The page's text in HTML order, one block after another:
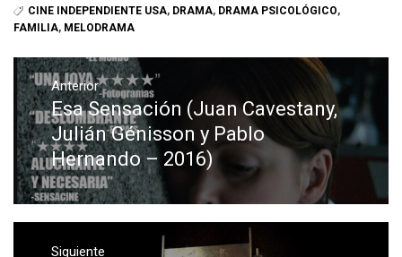
CINE INDEPENDIENTE USA, DRAMA, DRAMA PSICOLÓGICO,
FAMILIA, MELODRAMA
Navegación
de
entradas
Anterior
Entrada
anterior:
Esa Sensación (Juan Cavestany,
Julián Génisson y Pablo
Hernando – 2016)
Siguiente